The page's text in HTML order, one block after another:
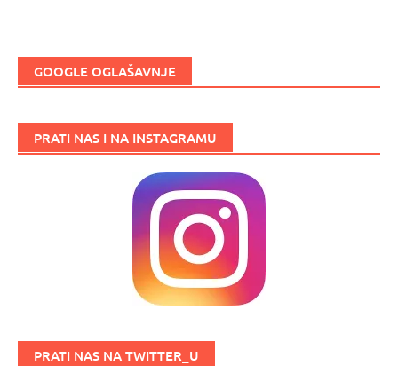
GOOGLE OGLAŠAVNJE
PRATI NAS I NA INSTAGRAMU
PRATI NAS NA TWITTER_U